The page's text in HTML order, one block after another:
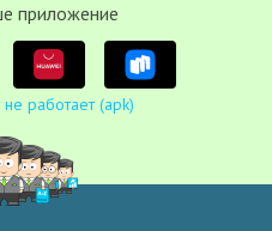
приложение
работает (apk)